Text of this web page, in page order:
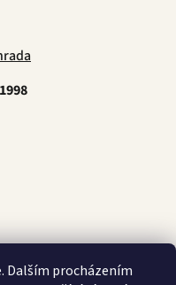
Dalším procházením